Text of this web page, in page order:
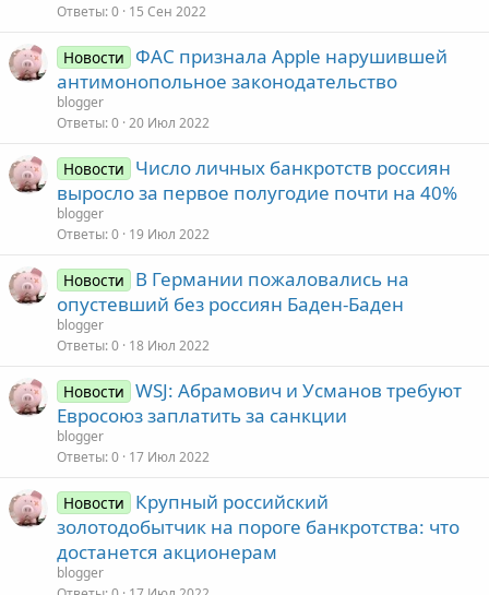
Ответы 0 15 Сен 2022
Новости ФАС признала Apple нарушившей
антимонопольное законодательство
blogger
Ответы 0 20 Июл 2022
Новости
Число личных банкротств россиян
выросло за первое полугодие почти на 40%
blogger
Ответы 0 19 Июл 2022
Новости
В Германии пожаловались на
опустевший без россиян Баден-Баден
blogger
Ответы 0 18 Июл 2022
Новости WSJ: Абрамович и Усманов требуют
Евросоюз заплатить за санкции
blogger
Ответы 0 17 Июл 2022
Новости
Крупный российский
золотодобытчик на пороге банкротства: что
достанется акционерам
blogger